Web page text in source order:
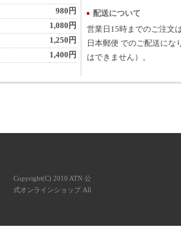
980円
1,080円
1,250円
1,400円
配送について
営業日15時までのご注文
日本郵便 でのご配送にな
はできません）。
Copyright(C) 2010 ATN 公
式オンラインショップ All